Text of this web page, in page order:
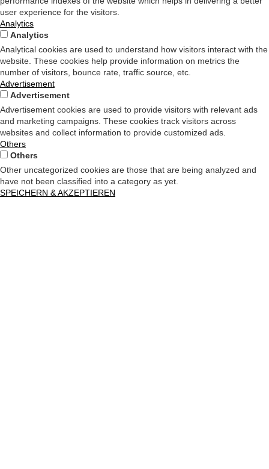
user experience for the visitors.
Analytics
Analytics
Analytical cookies are used to understand how visitors interact with the
website. These cookies help provide information on metrics the
number of visitors, bounce rate, traffic source, etc.
Advertisement
Advertisement
Advertisement cookies are used to provide visitors with relevant ads
and marketing campaigns. These cookies track visitors across
websites and collect information to provide customized ads.
Others
Others
Other uncategorized cookies are those that are being analyzed and
have not been classified into a category as yet.
SPEICHERN & AKZEPTIEREN